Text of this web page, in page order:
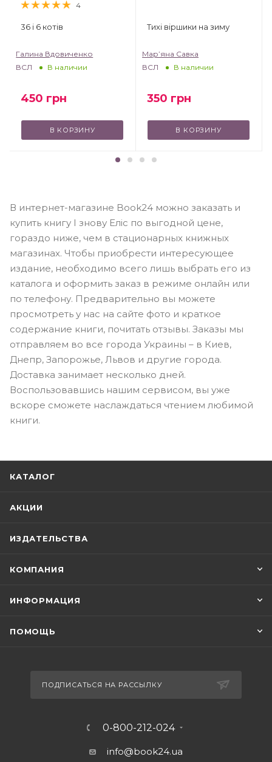
4
36 і 6 котів
Галина Вдовиченко
ВСЛ
В наличии
450 грн
В КОРЗИНУ
Тихі віршики на зиму
Мар’яна Савка
ВСЛ
В наличии
350 грн
В КОРЗИНУ
В интернет-магазине Book24 можно заказать и
купить книгу І знову Еліс по выгодной цене,
гораздо ниже, чем в стационарных книжных
магазинах. Чтобы приобрести интересующее
издание, необходимо всего лишь выбрать его из
каталога и оформить заказ в режиме онлайн или
по телефону. Предварительно вы можете
просмотреть у нас на сайте фото и краткое
содержание книги, почитать отзывы. Заказы мы
отправляем во все города Украины – в Киев,
Днепр, Запорожье, Львов и другие города.
Доставка занимает несколько дней.
Воспользовавшись нашим сервисом, вы уже
вскоре сможете наслаждаться чтением любимой
книги.
КАТАЛОГ
АКЦИИ
ИЗДАТЕЛЬСТВА
КОМПАНИЯ
ИНФОРМАЦИЯ
ПОМОЩЬ
ПОДПИСАТЬСЯ НА РАССЫЛКУ
0-800-212-024
info@book24.ua